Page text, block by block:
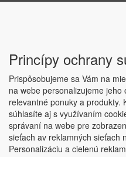
Copyright ©
Princípy ochrany
Prispôsobujeme sa Vám na
na webe personalizujeme jeho
relevantné ponuky a produkty.
súhlasíte aj s využívaním
správaní na webe pre
sieťach av reklamných sieťach
Personalizáciu a cielenú